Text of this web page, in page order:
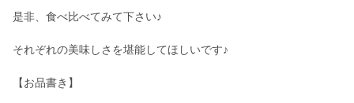
是非、食べ比べてみて下さい♪
それぞれの美味しさを堪能してほしいです♪
【お品書き】